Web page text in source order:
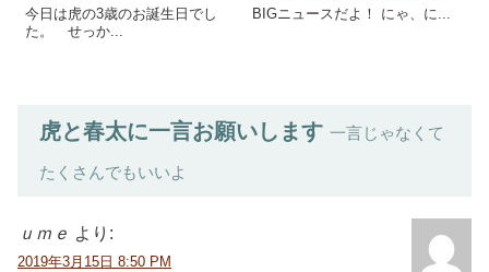
今日は虎の3歳のお誕生日でし
た。 せっか...
BIGニュースだよ！ にゃ、に...
虎と春太に一言お願いします 一言じゃなくて
たくさんでもいいよ
ｕｍｅ より:
2019年3月15日 8:50 PM